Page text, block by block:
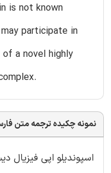
is not known
participate in
a novel highly
نمونه چکیده ترجمه متن